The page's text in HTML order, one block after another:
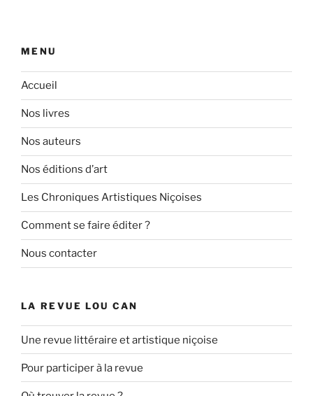
MENU
Accueil
Nos livres
Nos auteurs
Nos éditions d’art
Les Chroniques Artistiques Niçoises
Comment se faire éditer ?
Nous contacter
LA REVUE LOU CAN
Une revue littéraire et artistique niçoise
Pour participer à la revue